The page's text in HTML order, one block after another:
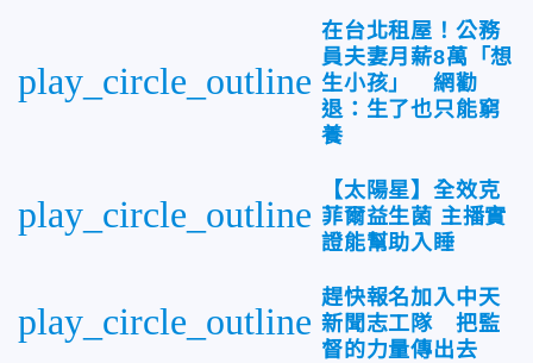
play_circle_outline
在台北租屋！公務
員夫妻月薪8萬「想
生小孩」 網勸
退：生了也只能窮
養
play_circle_outline
【太陽星】全效克
菲爾益生菌 主播實
證能幫助入睡
play_circle_outline
趕快報名加入中天
新聞志工隊 把監
督的力量傳出去